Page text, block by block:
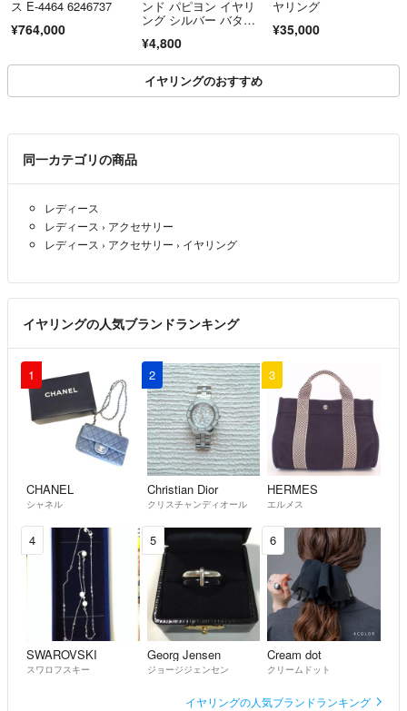
ス E-4464 6246737
¥764,000
ンド パピヨン イヤリ
ング シルバー バタフ
ニア 金属アレルギー対
¥4,800
ヤリング
¥35,000
イヤリングのおすすめ
同一カテゴリの商品
レディース
レディース › アクセサリー
レディース › アクセサリー › イヤリング
イヤリングの人気ブランドランキング
1
CHANEL
シャネル
2
Christian Dior
クリスチャンディオール
3
HERMES
エルメス
4
SWAROVSKI
スワロフスキー
5
Georg Jensen
ジョージジェンセン
6
Cream dot
クリームドット
イヤリングの人気ブランドランキング